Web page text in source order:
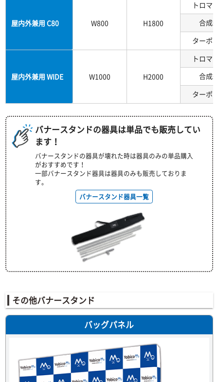
屋内外兼用 C80 W800 H1800
トロマ
合成
ターポ
屋内外兼用 WIDE W1000 H2000
トロマ
合成
ターポ
バナースタンドの器具は単品でも販売してい
ます！
バナースタンドの器具が壊れた時は器具のみの単品購入
がおすすめです！
一部バナースタンド器具は器具のみも販売しておりま
す。
バナースタンド器具一覧
その他バナースタンド
バッグパネル